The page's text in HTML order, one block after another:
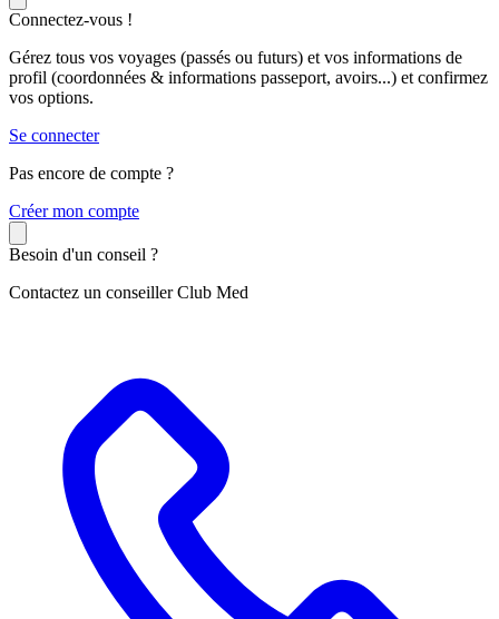
Connectez-vous !
Gérez tous vos voyages (passés ou futurs) et vos informations de
profil (coordonnées & informations passeport, avoirs...) et confirmez
vos options.
Se connecter
Pas encore de compte ?
Créer mon compte
Besoin d'un conseil ?
Contactez un conseiller Club Med